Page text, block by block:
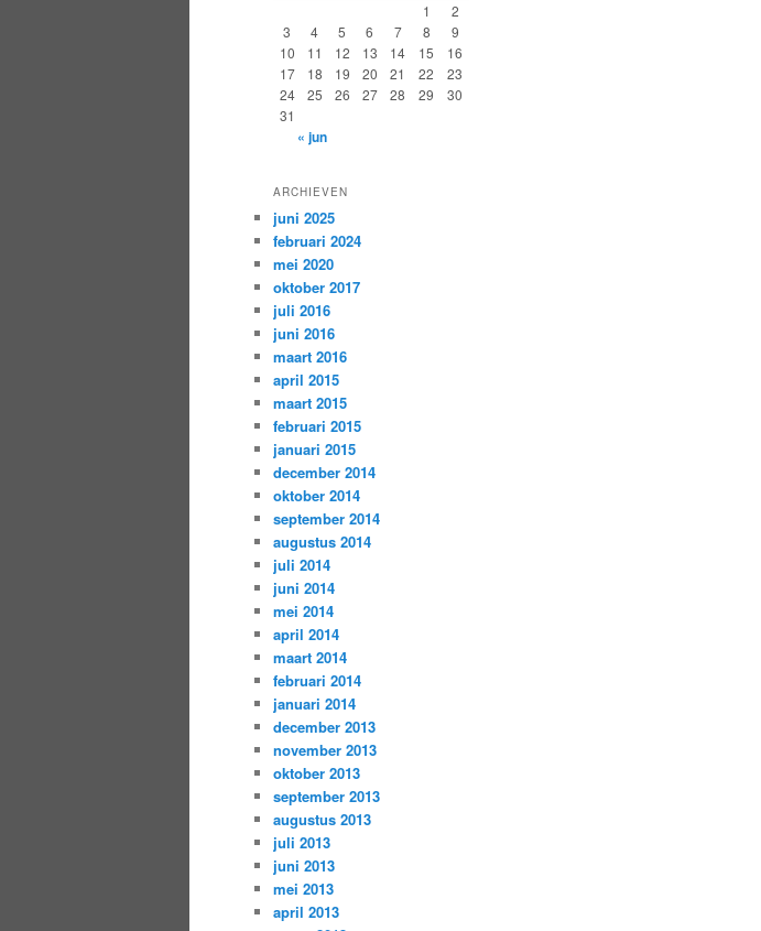
1
2
3
4 5 6 7 8
9
10
11 12 13 14 15
16
17
18 19 20 21 22
23
24
25 26 27 28 29
30
31
« jun
ARCHIEVEN
juni 2025
februari 2024
mei 2020
oktober 2017
juli 2016
juni 2016
maart 2016
april 2015
maart 2015
februari 2015
januari 2015
december 2014
oktober 2014
september 2014
augustus 2014
juli 2014
juni 2014
mei 2014
april 2014
maart 2014
februari 2014
januari 2014
december 2013
november 2013
oktober 2013
september 2013
augustus 2013
juli 2013
juni 2013
mei 2013
april 2013